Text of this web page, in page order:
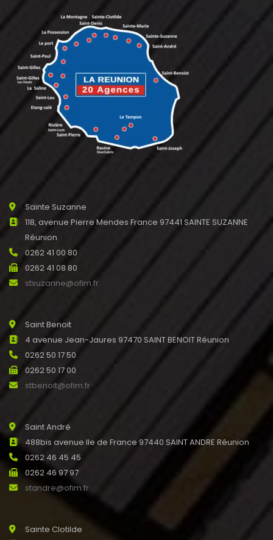
Sainte Suzanne
118, avenue Pierre Mendes France 97441 SAINTE SUZANNE
Réunion
0262 41 00 80
0262 41 08 80
stsuzanne@ofim.fr
Saint Benoit
4 avenue Jean-Jaures 97470 SAINT BENOIT Réunion
0262 50 17 50
0262 50 17 00
stbenoit@ofim.fr
Saint André
488bis avenue Ile de France 97440 SAINT ANDRE Réunion
0262 46 45 45
0262 46 97 97
standre@ofim.fr
Sainte Clotilde